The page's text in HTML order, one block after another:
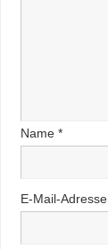
Name *
E-Mail-Adresse